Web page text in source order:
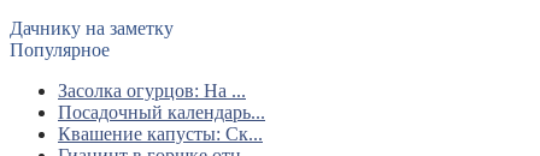
Дачнику на заметку
Популярное
Засолка огурцов: На ...
Посадочный календарь...
Квашение капусты: Ск...